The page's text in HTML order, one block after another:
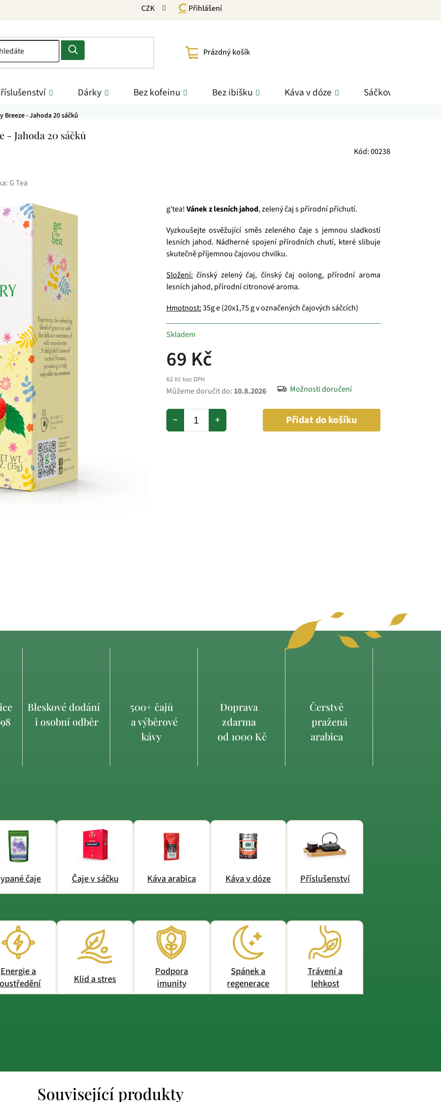
CZK Přihlášení
NÁKUPNÍ
Prázdný košík
Dárky Bez kofeinu Bez ibišku Káva v dóze Sáčkové čaje
- Jahoda 20 sáčků
- Jahoda 20 sáčků
Kód:00238
G Tea
69 Kč
62 Kč bez DPH
Skladem
Můžeme doručit do: 10.8.2026 Možnosti doručení
+
− Přidat do košíku
g'tea!Vánek z lesních jahod, zelený čaj s přírodní příchutí.
Vyzkoušejte osvěžující směs zeleného čaje s jemnou sladkostí
lesních jahod. Nádherné spojení přírodních chutí, které slibuje
skutečně příjemnou čajovou chvilku.
Složení: čínský zelený čaj, čínský čaj oolong, přírodní aroma
lesních jahod, přírodní citronové aroma.
Hmotnost:35g e (20x1,75 g v označených čajových sáčcích)
Bleskové dodání
i osobní odběr
500+ čajů
a výběrové
kávy
Doprava
zdarma
od 1000 Kč
Čerstvě
pražená
arabica
čaje Čaje v sáčku Káva arabica Káva v dóze Příslušenství
Energie a
Klid a stres
Podpora
imunity
Spánek a
regenerace
Trávení a
lehkost
Související produkty